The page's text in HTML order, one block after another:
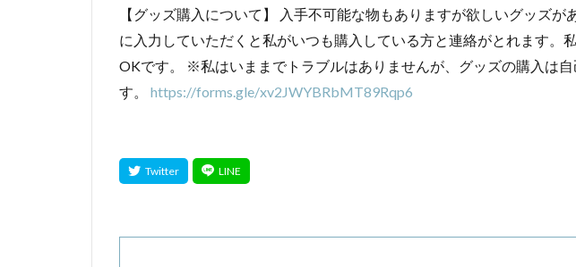
【グッズ購入について】 入手不可能な物もありますが欲しいグッズが
に入力していただくと私がいつも購入している方と連絡がとれます。
OKです。 ※私はいままでトラブルはありませんが、グッズの購入は自
す。 https://forms.gle/xv2JWYBRbMT89Rqp6